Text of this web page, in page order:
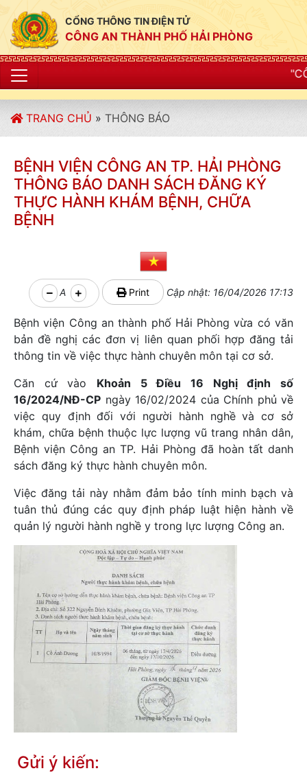
CỔNG THÔNG TIN ĐIỆN TỬ
CÔNG AN THÀNH PHỐ HẢI PHÒNG
"CÔNG AN
TRANG CHỦ » THÔNG BÁO
BỆNH VIỆN CÔNG AN TP. HẢI PHÒNG
THÔNG BÁO DANH SÁCH ĐĂNG KÝ
THỰC HÀNH KHÁM BỆNH, CHỮA
BỆNH
A Print Cập nhật: 16/04/2026 17:13
Bệnh viện Công an thành phố Hải Phòng vừa có văn
bản đề nghị các đơn vị liên quan phối hợp đăng tải
thông tin về việc thực hành chuyên môn tại cơ sở.
Căn cứ vào Khoản 5 Điều 16 Nghị định số
16/2024/NĐ-CP ngày 16/02/2024 của Chính phủ về
việc quy định đối với người hành nghề và cơ sở
khám, chữa bệnh thuộc lực lượng vũ trang nhân dân,
Bệnh viện Công an TP. Hải Phòng đã hoàn tất danh
sách đăng ký thực hành chuyên môn.
Việc đăng tải này nhằm đảm bảo tính minh bạch và
tuân thủ đúng các quy định pháp luật hiện hành về
quản lý người hành nghề y trong lực lượng Công an.
Gửi ý kiến: